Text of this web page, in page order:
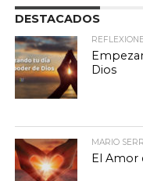
DESTACADOS
Dios
MARIO
El Amor